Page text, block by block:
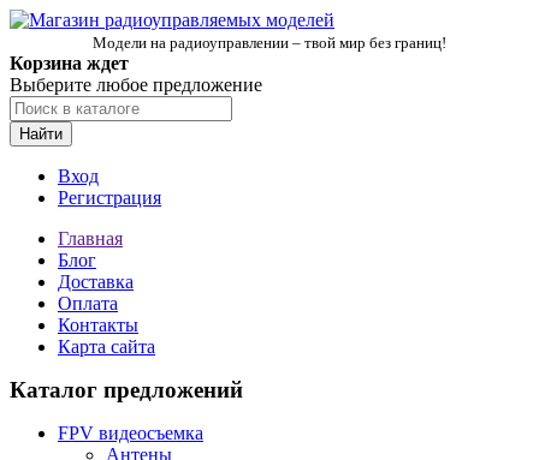
Модели на радиоуправлении – твой мир без границ!
Корзина ждет
Выберите любое предложение
Найти
Вход
Регистрация
Главная
Блог
Доставка
Оплата
Контакты
Карта сайта
Каталог предложений
FPV видеосъемка
Антены